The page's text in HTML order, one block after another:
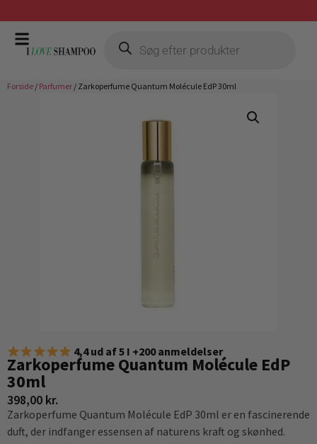
Gratis fragt ved køb over 399,-
Forside / Parfumer / Zarkoperfume Quantum Molécule EdP 30ml
4,4 ud af 5 I +200 anmeldelser
Zarkoperfume Quantum Molécule EdP
30ml
398,00 kr.
Zarkoperfume Quantum Molécule EdP 30ml er en fascinerende
duft, der indfanger essensen af naturens kraft og skønhed.